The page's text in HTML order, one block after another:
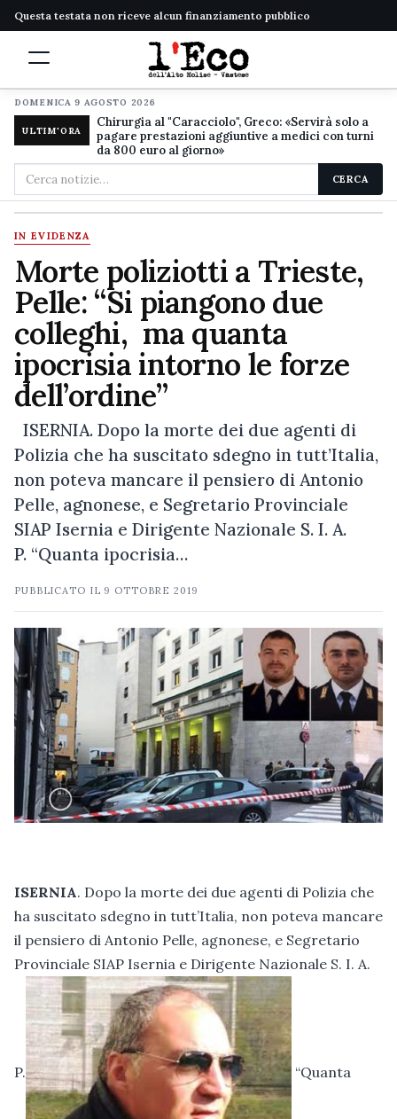
Questa testata non riceve alcun finanziamento pubblico
DOMENICA 9 AGOSTO 2026
ULTIM'ORA
Chirurgia al "Caracciolo", Greco: «Servirà solo a
pagare prestazioni aggiuntive a medici con turni
da 800 euro al giorno»
Cerca
nel
sito
CERCA
IN EVIDENZA
Morte poliziotti a Trieste,
Pelle: “Si piangono due
colleghi, ma quanta
ipocrisia intorno le forze
dell’ordine”
ISERNIA. Dopo la morte dei due agenti di
Polizia che ha suscitato sdegno in tutt’Italia,
non poteva mancare il pensiero di Antonio
Pelle, agnonese, e Segretario Provinciale
SIAP Isernia e Dirigente Nazionale S. I. A.
P. “Quanta ipocrisia…
PUBBLICATO IL 9 OTTOBRE 2019
ISERNIA. Dopo la morte dei due agenti di Polizia che
ha suscitato sdegno in tutt’Italia, non poteva mancare
il pensiero di Antonio Pelle, agnonese, e Segretario
Provinciale SIAP Isernia e Dirigente Nazionale S. I. A.
P. “Quanta